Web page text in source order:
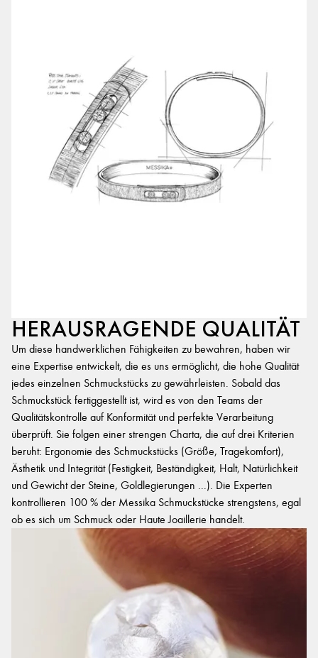
HERAUSRAGENDE QUALITÄT
Um diese handwerklichen Fähigkeiten zu bewahren, haben wir
eine Expertise entwickelt, die es uns ermöglicht, die hohe Qualität
jedes einzelnen Schmuckstücks zu gewährleisten. Sobald das
Schmuckstück fertiggestellt ist, wird es von den Teams der
Qualitätskontrolle auf Konformität und perfekte Verarbeitung
überprüft. Sie folgen einer strengen Charta, die auf drei Kriterien
beruht: Ergonomie des Schmuckstücks (Größe, Tragekomfort),
Ästhetik und Integrität (Festigkeit, Beständigkeit, Halt, Natürlichkeit
und Gewicht der Steine, Goldlegierungen ...). Die Experten
kontrollieren 100 % der Messika Schmuckstücke strengstens, egal
ob es sich um Schmuck oder Haute Joaillerie handelt.